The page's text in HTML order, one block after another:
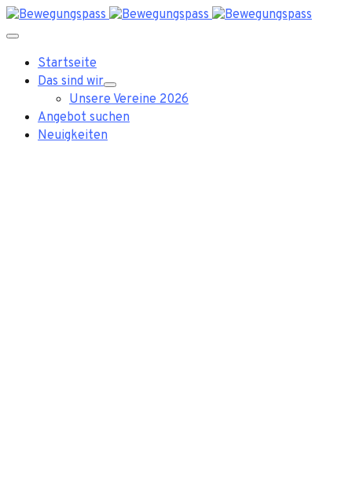
Startseite
Das sind wir
Unsere Vereine 2026
Angebot suchen
Neuigkeiten